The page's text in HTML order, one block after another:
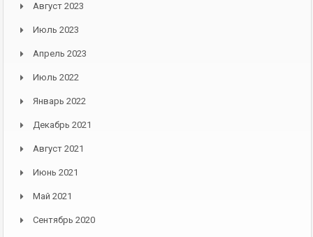
Август 2023
Июль 2023
Апрель 2023
Июль 2022
Январь 2022
Декабрь 2021
Август 2021
Июнь 2021
Май 2021
Сентябрь 2020